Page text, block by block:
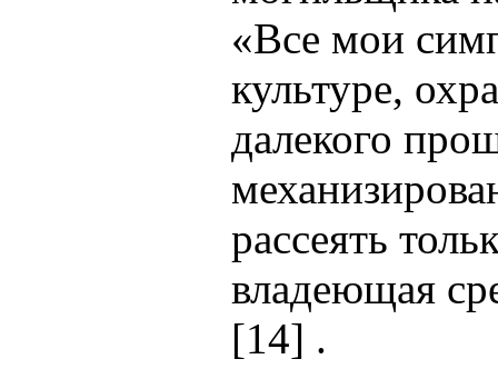
«Все мои
культуре,
далекого
рассеять
владеющая
[14] .